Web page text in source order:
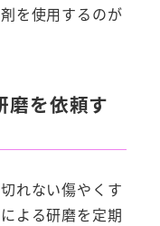
を使用するのが
磨を依頼す
れない傷やくす
よる研磨を定期